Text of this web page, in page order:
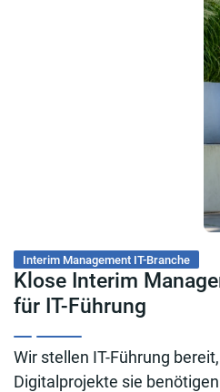
Interim Management IT-Branche
Klose Interim
für IT-Führung
Wir stellen IT-Führung
Digitalprojekte sie